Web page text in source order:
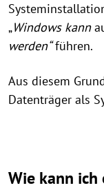
„Windows kann
werden“führen.
Aus diesem
Datenträger als
Wie kann ich